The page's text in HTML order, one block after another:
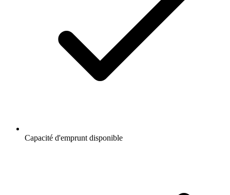
Capacité d'emprunt disponible